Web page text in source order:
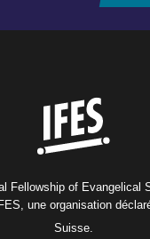
Fellowship of Evangelical
une organisation
Suisse.